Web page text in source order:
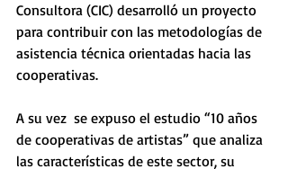
Consultora (CIC) desarrolló un proyecto
para contribuir con las metodologías de
asistencia técnica orientadas hacia las
cooperativas.
A su vez  se expuso el estudio “10 años
de cooperativas de artistas” que analiza
las características de este sector, su